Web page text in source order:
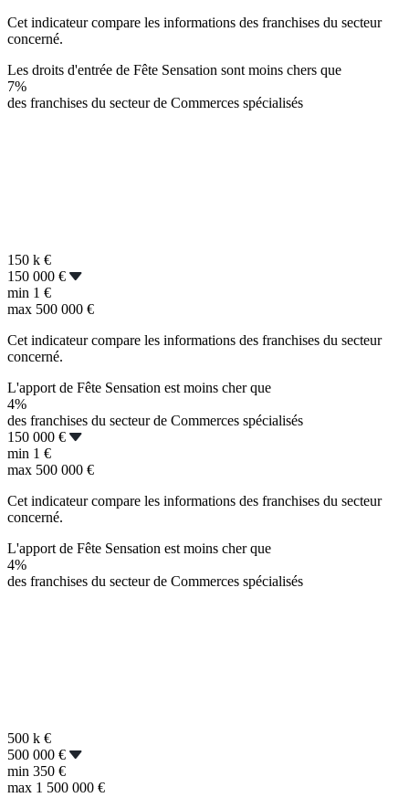
Cet indicateur compare les informations des franchises du secteur
concerné.
Les droits d'entrée de Fête Sensation sont moins chers que
7%
des franchises du secteur de Commerces spécialisés
150 k €
150 000 €
min 1 €
max 500 000 €
Cet indicateur compare les informations des franchises du secteur
concerné.
L'apport de Fête Sensation est moins cher que
4%
des franchises du secteur de Commerces spécialisés
150 000 €
min 1 €
max 500 000 €
Cet indicateur compare les informations des franchises du secteur
concerné.
L'apport de Fête Sensation est moins cher que
4%
des franchises du secteur de Commerces spécialisés
500 k €
500 000 €
min 350 €
max 1 500 000 €